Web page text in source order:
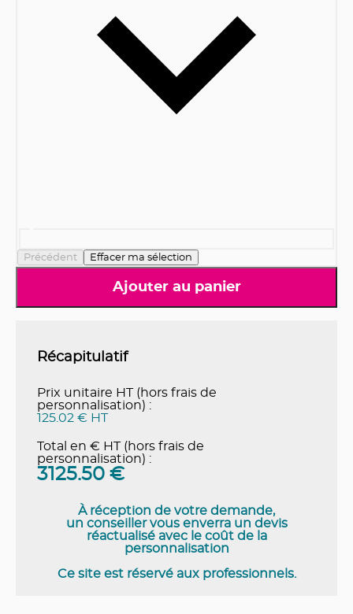
Précédent Effacer ma sélection
Ajouter au panier
Récapitulatif
Prix unitaire HT (hors frais de
personnalisation) :
125.02 € HT
Total en € HT (hors frais de
personnalisation) :
3125.50 €
À réception de votre demande,
un conseiller vous enverra un devis
réactualisé avec le coût de la
personnalisation
Ce site est réservé aux professionnels.